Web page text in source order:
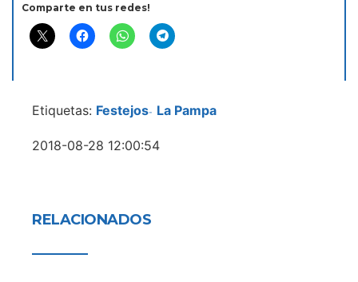
Comparte en tus redes!
Etiquetas: Festejos- La Pampa
2018-08-28 12:00:54
RELACIONADOS